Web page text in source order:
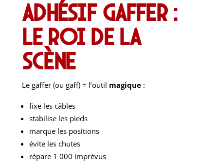
adhésif gaffer :
le roi de la
scène
Le gaffer (ou gaff) = l’outil magique:
fixe les câbles
stabilise les pieds
marque les positions
évite les chutes
répare 1 000 imprévus